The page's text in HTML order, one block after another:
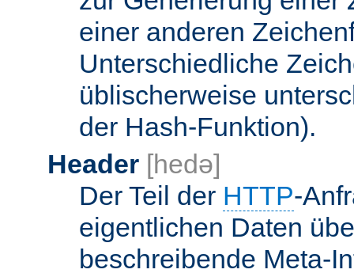
einer anderen
Unterschiedliche
üblischerweise
der Hash-Funktion).
Header [hedə]
Der Teil der HTTP-
eigentlichen Daten
beschreibende Meta-